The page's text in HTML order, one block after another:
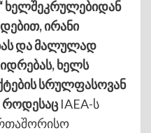
ხელშეკრულებიდან
ირანი
და მალულად
ხელს
სრულფასოვან
როდესაცIAEA-ს